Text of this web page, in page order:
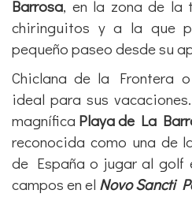
Barrosa, en la zona de la
chiringuitos y a la que
pequeño paseo desde su
Chiclana de la Frontera o
ideal para sus
magnífica Playa de La
reconocida como una de
de España o jugar al golf
campos en el Novo Sancti